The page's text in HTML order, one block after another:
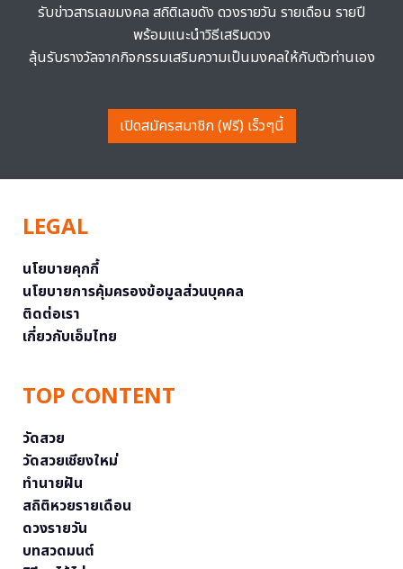
รับข่าวสารเลขมงคล สถิติเลขดัง ดวงรายวัน รายเดือน รายปี
พร้อมแนะนำวิธีเสริมดวง
ลุ้นรับรางวัลจากกิจกรรมเสริมความเป็นมงคลให้กับตัวท่านเอง
เปิดสมัครสมาชิก (ฟรี) เร็วๆนี้
LEGAL
นโยบายคุกกี้
นโยบายการคุ้มครองข้อมูลส่วนบุคคล
ติดต่อเรา
เกี่ยวกับเอ็มไทย
TOP CONTENT
วัดสวย
วัดสวยเชียงใหม่
ทำนายฝัน
สถิติหวยรายเดือน
ดวงรายวัน
บทสวดมนต์